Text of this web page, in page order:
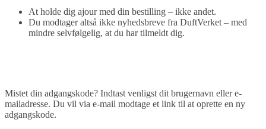
At holde dig ajour med din bestilling – ikke andet.
Du modtager altså ikke nyhedsbreve fra DuftVerket – med
mindre selvfølgelig, at du har tilmeldt dig.
Mistet din adgangskode? Indtast venligst dit brugernavn eller e-
mailadresse. Du vil via e-mail modtage et link til at oprette en ny
adgangskode.